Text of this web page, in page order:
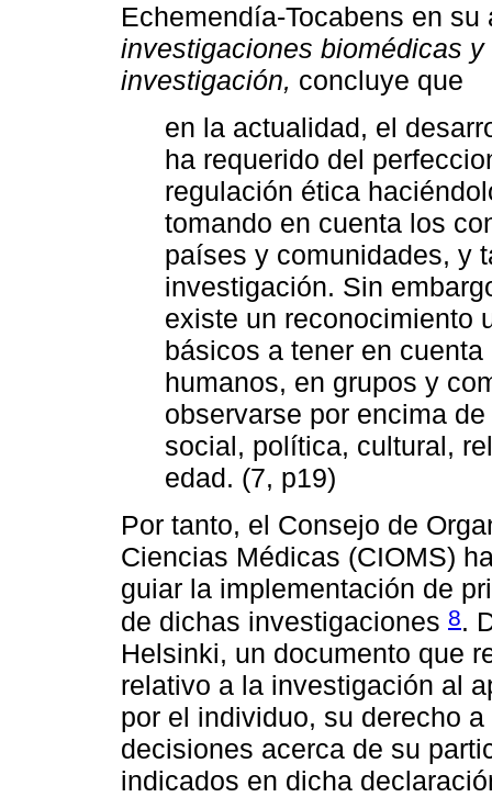
Echemendía-Tocabens en
investigaciones biomédicas
investigación, concluye que
en la actualidad, el
ha requerido del
regulación ética
tomando en cuenta los
países y comunidades, y
investigación. Sin
existe un reconocimiento
básicos a tener en
humanos, en grupos y
observarse por encima
social, política, cultural,
edad. (7, p19)
Por tanto, el Consejo de
Ciencias Médicas (CIOMS)
guiar la implementación de
de dichas investigaciones 8.
Helsinki, un documento que
relativo a la investigación al
por el individuo, su derecho
decisiones acerca de su
indicados en dicha